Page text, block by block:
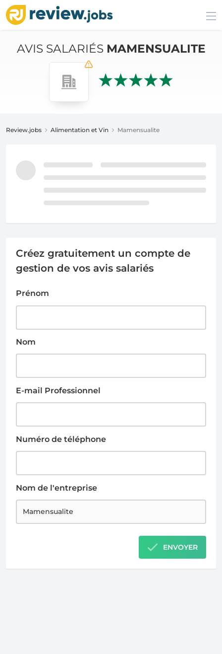
AVIS SALARIÉS MAMENSUALITE
Review.jobs Alimentation et Vin Mamensualite
Créez gratuitement un compte de
gestion de vos avis salariés
Prénom
Nom
E-mail Professionnel
Numéro de téléphone
Nom de l'entreprise
ENVOYER